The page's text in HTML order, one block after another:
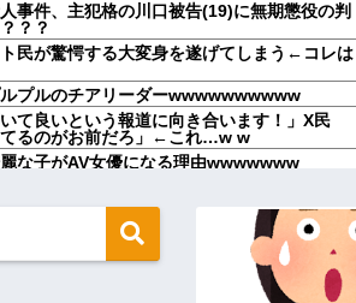
事件、主犯格の川口被告(19)に無期懲役の判
？？
ト民が驚愕する大変身を遂げてしまう←コレは
ルプルのチアリーダーwwwwwwwwww
て良いという報道に向き合います！」X民
てるのがお前だろ」←これ…w w
麗な子がAV女優になる理由wwwwwww
ル。その言い分に周囲から笑いが漏れてしま
けた場所がまさかのパチ店だった。楽しそう
今は臨月なんだけど…」→断りきれず了承し